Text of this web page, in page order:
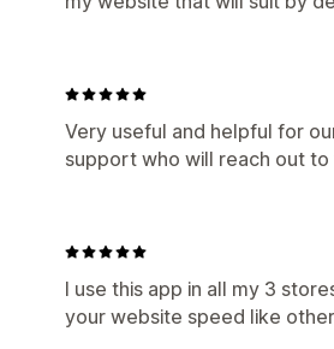
Very useful and helpful for
support who will reach out
I use this app in all my 3
your website speed like